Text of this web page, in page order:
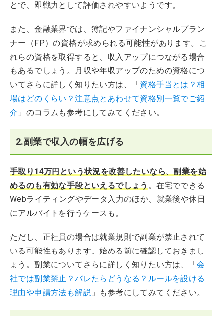
とで、即戦力として評価されやすいようです。
また、金融業界では、簿記やファイナンシャルプラン
ナー（FP）の資格が求められる可能性があります。こ
れらの資格を取得すると、収入アップにつながる場合
もあるでしょう。月収や年収アップのための資格につ
いてさらに詳しく知りたい方は、「資格手当とは？相
場はどのくらい？注意点とあわせて資格別一覧でご紹
介 」のコラムも参考にしてみてください。
2.副業で収入の幅を広げる
手取り14万円という状況を改善したいなら、副業を始
めるのも有効な手段といえるでしょう。在宅でできる
Webライティングやデータ入力のほか、就業後や休日
にアルバイトを行うケースも。
ただし、正社員の場合は就業規則で副業が禁止されて
いる可能性もあります。始める前に確認しておきまし
ょう。副業についてさらに詳しく知りたい方は、「会
社では副業禁止？バレたらどうなる？ルールを設ける
理由や申請方法も解説 」も参考にしてみてください。